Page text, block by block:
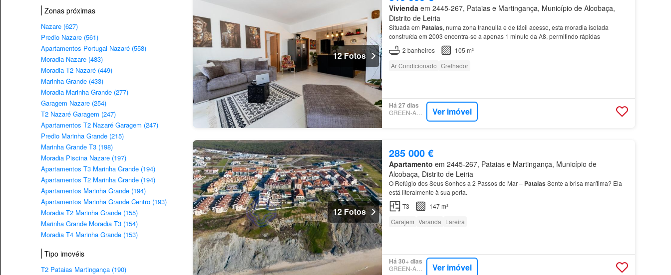
Zonas próximas
Nazare (627)
Predio Nazare (561)
Apartamentos Portugal Nazaré (558)
Moradia Nazare (483)
Moradia T2 Nazaré (449)
Marinha Grande (433)
Moradia Marinha Grande (277)
Garagem Nazare (254)
T2 Nazaré Garagem (247)
Apartamentos T2 Nazaré Garagem (247)
Predio Marinha Grande (215)
Marinha Grande T3 (198)
Moradia Piscina Nazare (197)
Apartamentos T3 Marinha Grande (194)
Apartamentos T2 Marinha Grande (194)
Apartamentos Marinha Grande (194)
Apartamentos Marinha Grande Centro (193)
Moradia T2 Marinha Grande (155)
Marinha Grande Moradia T3 (154)
Moradia T4 Marinha Grande (153)
Tipo imovéis
T2 Pataias Martingança (190)
12 Fotos
Vivienda em 2445-267, Pataias e Martingança, Município de Alcobaça,
Distrito de Leiria
Situada em Pataias, numa zona tranquila e de fácil acesso, esta moradia isolada
construída em 2003 encontra-se a apenas 1 minuto da A8, permitindo rápidas
2 banheiros
105 m²
Ar Condicionado Grelhador
Há 27 dias
GREEN-ACRES Ver imóvel
12 Fotos
285 000 €
Apartamento em 2445-267, Pataias e Martingança, Município de
Alcobaça, Distrito de Leiria
O Refúgio dos Seus Sonhos a 2 Passos do Mar – Pataias Sente a brisa marítima? Ela
está literalmente à sua porta.
T3
147 m²
Garajem Varanda Lareira
Há 30+ dias
GREEN-ACRES Ver imóvel